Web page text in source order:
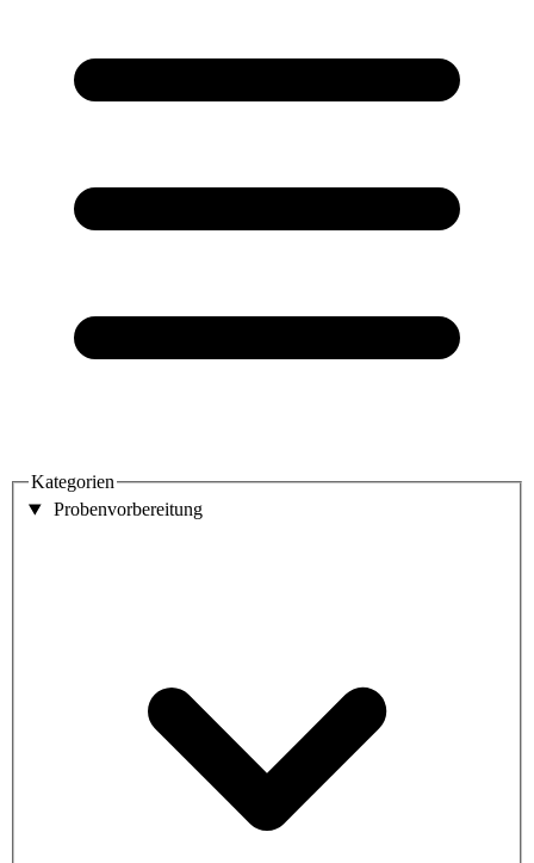
Kategorien
Probenvorbereitung